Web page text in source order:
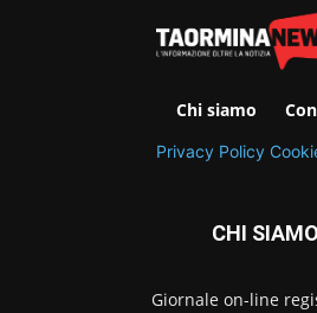
Chi siamo
Privacy Policy
CHI SIAMO
Giornale on-line